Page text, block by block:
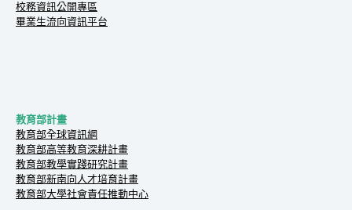
校務資訊公開專區
畢業生流向資訊平台
教育部計畫
教育部全球資訊網
教育部高等教育深耕計畫
教育部教學實踐研究計畫
教育部新南向人才培育計畫
教育部大學社會責任推動中心